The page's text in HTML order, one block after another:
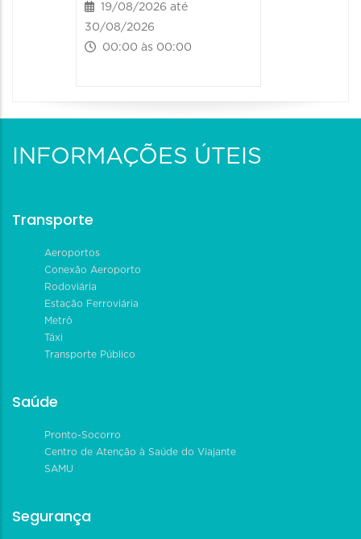
19/08/2026 até
30/08/2026
00:00 às 00:00
INFORMAÇÕES ÚTEIS
Transporte
Aeroportos
Conexão Aeroporto
Rodoviária
Estação Ferroviária
Metrô
Táxi
Transporte Público
Saúde
Pronto-Socorro
Centro de Atenção à Saúde do Viajante
SAMU
Segurança